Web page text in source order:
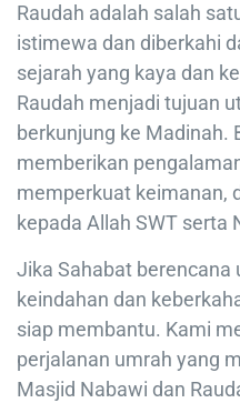
Raudah adalah salah
istimewa dan diberkahi
sejarah yang kaya dan
Raudah menjadi tujuan
berkunjung ke Madinah.
memberikan
memperkuat keimanan,
kepada Allah SWT serta
Jika Sahabat berencana
keindahan dan
siap membantu. Kami
perjalanan umrah yang
Masjid Nabawi dan